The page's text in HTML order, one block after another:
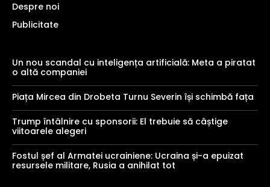
Despre noi
Publicitate
Un nou scandal cu inteligența artificială: Meta a piratat
o altă companiei
Piața Mircea din Drobeta Turnu Severin își schimbă fața
Trump întâlnire cu sponsorii: El trebuie să câștige
viitoarele alegeri
Fostul șef al Armatei ucrainiene: Ucraina și-a epuizat
resursele militare, Rusia a anihilat tot